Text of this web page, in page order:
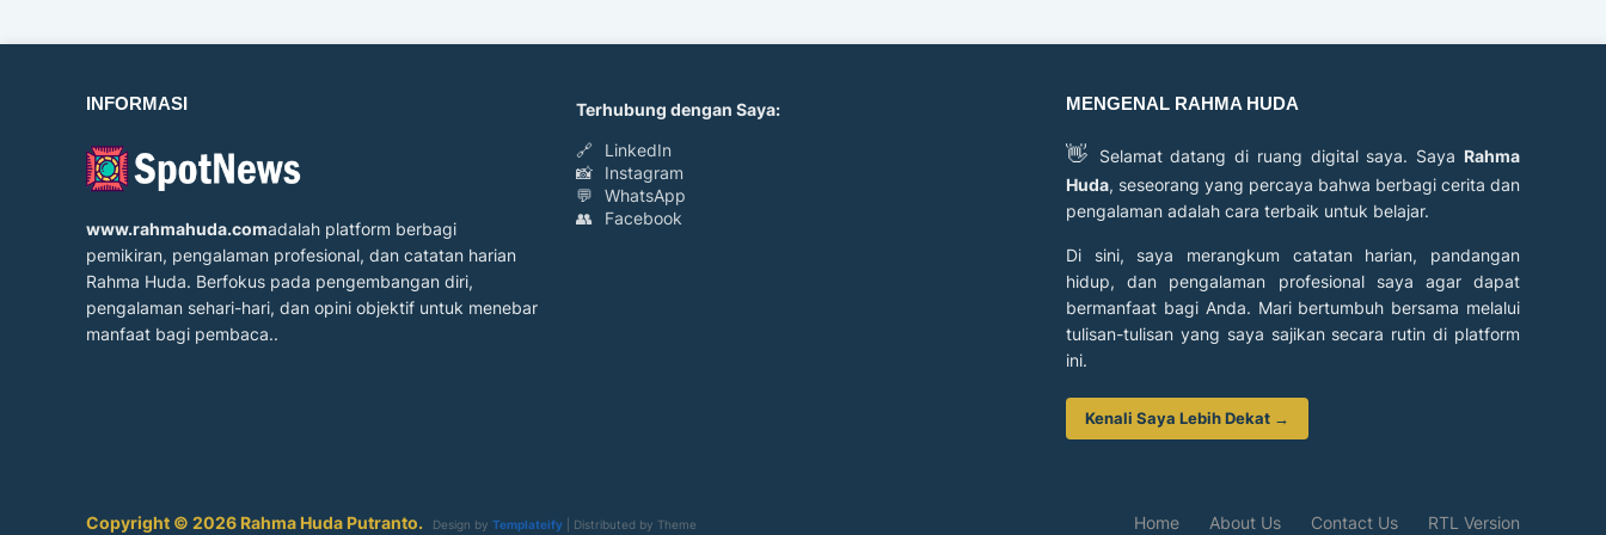
INFORMASI
www.rahmahuda.comadalah platform berbagi
pemikiran, pengalaman profesional, dan catatan harian
Rahma Huda. Berfokus pada pengembangan diri,
pengalaman sehari-hari, dan opini objektif untuk menebar
manfaat bagi pembaca..
Terhubung dengan Saya:
🔗
LinkedIn
📸
Instagram
💬
WhatsApp
👥
Facebook
MENGENAL RAHMA HUDA
👋 Selamat datang di ruang digital saya. Saya Rahma
Huda, seseorang yang percaya bahwa berbagi cerita dan
pengalaman adalah cara terbaik untuk belajar.
Di sini, saya merangkum catatan harian, pandangan
hidup, dan pengalaman profesional saya agar dapat
bermanfaat bagi Anda. Mari bertumbuh bersama melalui
tulisan-tulisan yang saya sajikan secara rutin di platform
ini.
Kenali Saya Lebih Dekat →
Copyright © 2026 Rahma Huda Putranto. Design by Templateify | Distributed by Theme Home About Us Contact Us RTL Version